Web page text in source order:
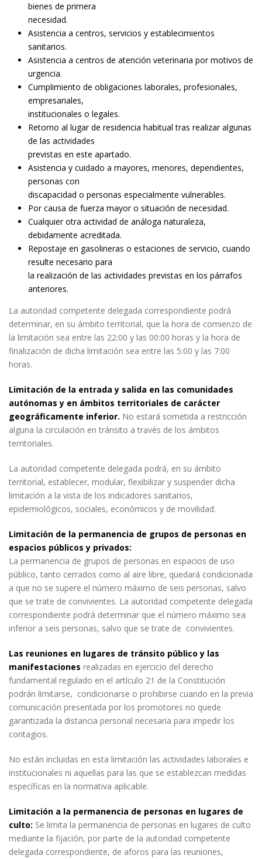
bienes de primera
necesidad.
Asistencia a centros, servicios y establecimientos
sanitarios.
Asistencia a centros de atención veterinaria por motivos de
urgencia.
Cumplimiento de obligaciones laborales, profesionales,
empresariales,
institucionales o legales.
Retorno al lugar de residencia habitual tras realizar algunas
de las actividades
previstas en este apartado.
Asistencia y cuidado a mayores, menores, dependientes,
personas con
discapacidad o personas especialmente vulnerables.
Por causa de fuerza mayor o situación de necesidad.
Cualquier otra actividad de análoga naturaleza,
debidamente acreditada.
Repostaje en gasolineras o estaciones de servicio, cuando
resulte necesario para
la realización de las actividades previstas en los párrafos
anteriores.
La autoridad competente delegada correspondiente podrá
determinar, en su ámbito territorial, que la hora de comienzo de
la limitación sea entre las 22:00 y las 00:00 horas y la hora de
finalización de dicha limitación sea entre las 5:00 y las 7:00
horas.
Limitación de la entrada y salida en las comunidades
autónomas y en ámbitos territoriales de carácter
geográficamente inferior. No estará sometida a restricción
alguna la circulación en tránsito a través de los ámbitos
territoriales.
La autoridad competente delegada podrá, en su ámbito
territorial, establecer, modular, flexibilizar y suspender dicha
limitación a la vista de los indicadores sanitarios,
epidemiológicos, sociales, económicos y de movilidad.
Limitación de la permanencia de grupos de personas en
espacios públicos y privados:
La permanencia de grupos de personas en espacios de uso
público, tanto cerrados como al aire libre, quedará condicionada
a que no se supere el número máximo de seis personas, salvo
que se trate de convivientes. La autoridad competente delegada
correspondiente podrá determinar que el número máximo sea
inferior a seis personas, salvo que se trate de convivientes.
Las reuniones en lugares de tránsito público y las
manifestaciones realizadas en ejercicio del derecho
fundamental regulado en el artículo 21 de la Constitución
podrán limitarse, condicionarse o prohibirse cuando en la previa
comunicación presentada por los promotores no quede
garantizada la distancia personal necesaria para impedir los
contagios.
No están incluidas en esta limitación las actividades laborales e
institucionales ni aquellas para las que se establezcan medidas
específicas en la normativa aplicable.
Limitación a la permanencia de personas en lugares de
culto: Se limita la permanencia de personas en lugares de culto
mediante la fijación, por parte de la autoridad competente
delegada correspondiente, de aforos para las reuniones,